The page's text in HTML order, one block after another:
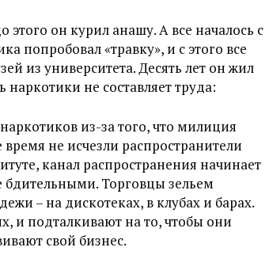
этого он курил анашу. А все началось с
попробовал «травку», и с этого все
из университета. Десять лет он жил
не составляет труда:
из-за того, что милиция
не исчезли распространители
канал распространения начинает
бдительными. Торговцы зельем
– на дискотеках, в клубах и барах.
и подталкивают на то, чтобы они
свой бизнес.